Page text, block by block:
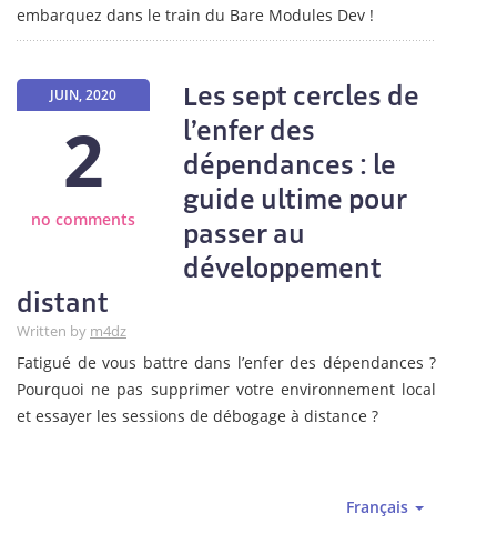
embarquez dans le train du Bare Modules Dev !
JUIN, 2020
2
no comments
Les sept cercles de
l’enfer des
dépendances : le
guide ultime pour
passer au
développement
distant
Written by m4dz
Fatigué de vous battre dans l’enfer des dépendances ?
Pourquoi ne pas supprimer votre environnement local
et essayer les sessions de débogage à distance ?
Français